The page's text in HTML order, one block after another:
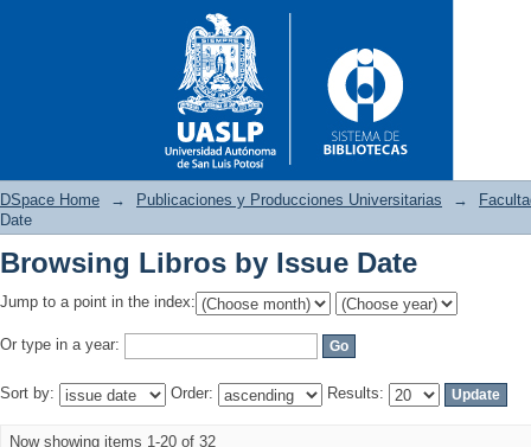
Browsing Libros by Issue
DSpace Home → Publicaciones y Producciones Universitarias →
Date
Browsing Libros by Issue Date
Jump to a point in the index:
Or type in a year:
Sort by: Order: Results:
Now showing items 1-20 of 32